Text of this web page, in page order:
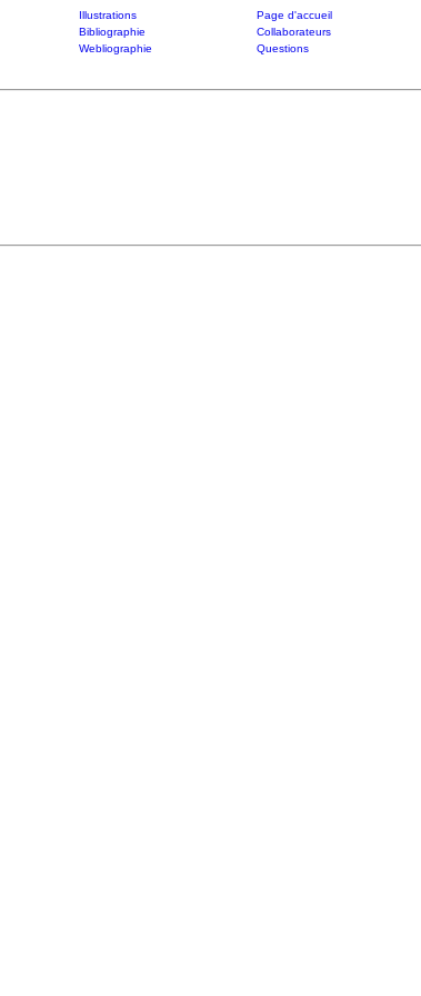
Illustrations
Page d'accueil
Bibliographie
Collaborateurs
Webliographie
Questions